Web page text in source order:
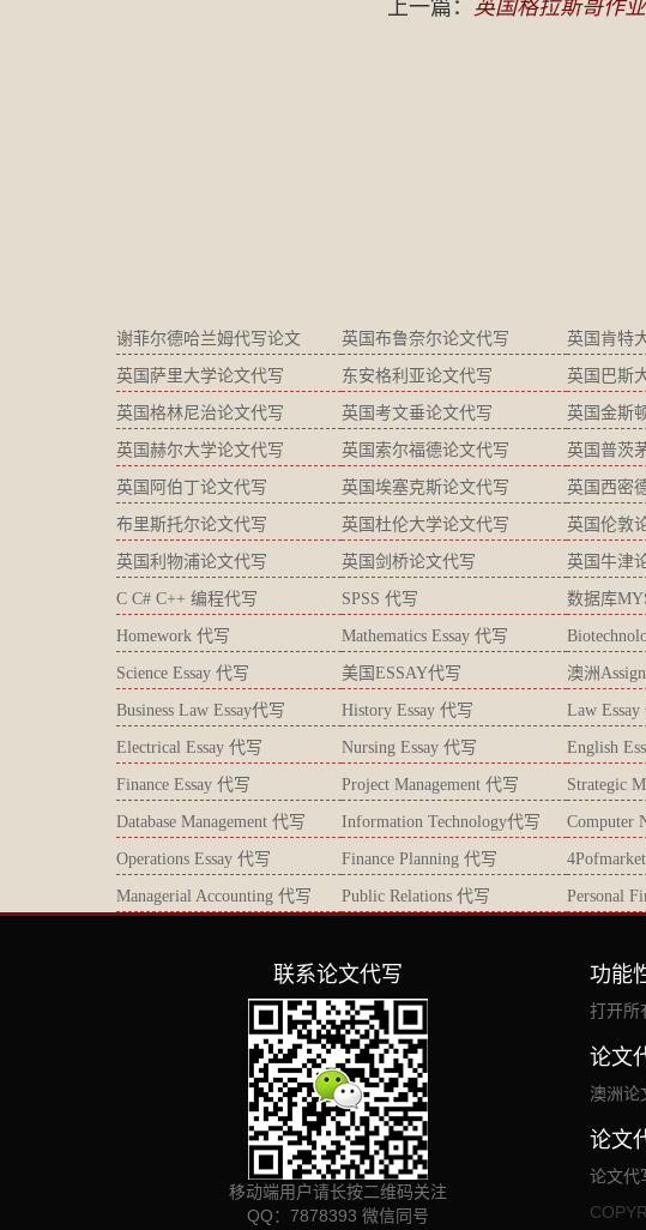
上一篇： 英国格拉斯哥作
谢菲尔德哈兰姆代写论文 英国布鲁奈尔论文代写 英国肯特
英国萨里大学论文代写 东安格利亚论文代写 英国巴斯
英国格林尼治论文代写 英国考文垂论文代写 英国金斯
英国赫尔大学论文代写 英国索尔福德论文代写 英国普茨
英国阿伯丁论文代写 英国埃塞克斯论文代写 英国西密
布里斯托尔论文代写 英国杜伦大学论文代写 英国伦敦
英国利物浦论文代写 英国剑桥论文代写 英国牛津
C C# C++ 编程代写 SPSS 代写 数据库
Homework 代写 Mathematics Essay 代写
Science Essay 代写 美国ESSAY代写 澳洲
Business Law Essay代写 History Essay 代写 Law Essay
Electrical Essay 代写 Nursing Essay 代写 English
Finance Essay 代写 Project Management 代写 Strategic
Database Management 代写 Information Technology代写 Computer
Operations Essay 代写 Finance Planning 代写
Managerial Accounting 代写 Public Relations 代写 Personal
联系论文代写
移动端用户请长按二维码关注
QQ：7878393 微信同号
功能
打开所
论文
澳洲论
论文
论文代